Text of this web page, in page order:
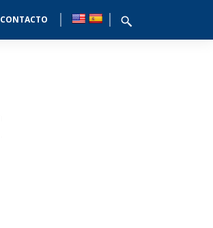
CONTACTO